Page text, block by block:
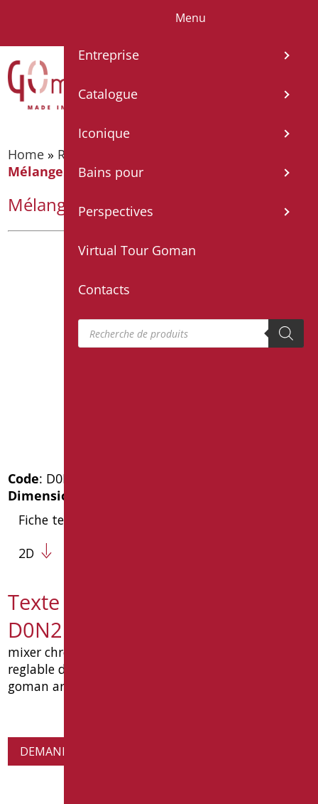
IT EN
Home » Robinetterie
Mélangeur bidet à levier chrome
Mélangeur bidet à levier chrome
Code: D0N21/99
Dimensions
Fiche technique
2D
Texte de spécification
D0N21/99
mixer chrome avec bidet aerator complet flex inox
reglable da g3 / 8. « sans type echappement:.
goman article d0n21 / 99
DEMANDE D'INFORMATIONS SUR LES PRODUITS
Menu
Entreprise
Catalogue
Iconique
Bains pour
Perspectives
Virtual Tour Goman
Contacts
Recherche de produits